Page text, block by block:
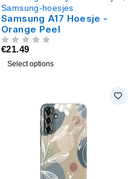
Samsung-hoesjes
Samsung A17 Hoesje -
Orange Peel
€21.49
Select options